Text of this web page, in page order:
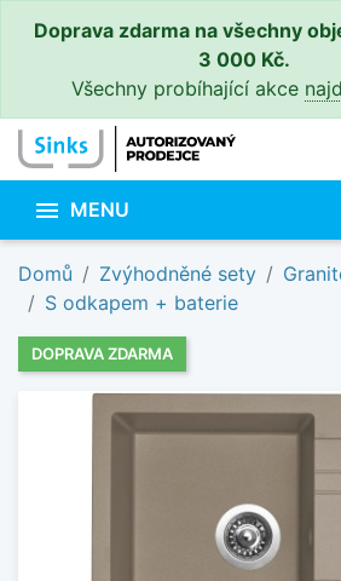
Doprava zdarma na všechny
3 000 Kč.
Všechny probíhající akce
 MENU
Domů Zvýhodněné sety
S odkapem + baterie
DOPRAVA ZDARMA